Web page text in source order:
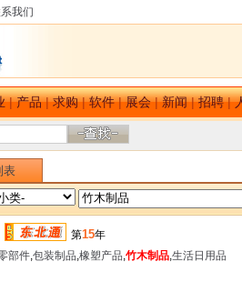
我们
|产品|求购|软件|展会|新闻|招聘|
表
第15年
部件,包装制品,橡塑产品,竹木制品,生活日用品